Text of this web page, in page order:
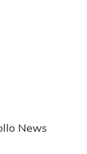
News